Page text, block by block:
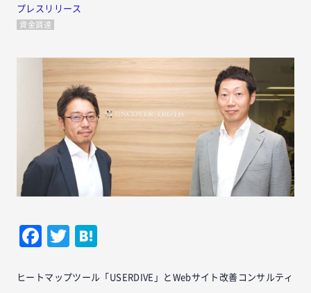
プレスリリース
資金調達
Facebook
Twitter
ヒートマップツール「USERDIVE」とWebサイト改善コンサルティ